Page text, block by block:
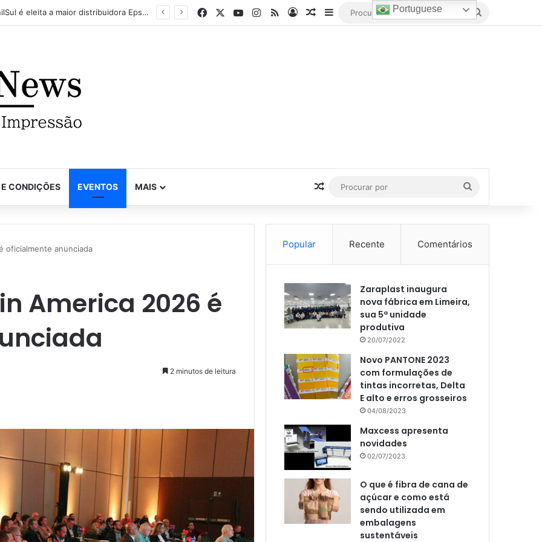
Mapel destaca versatilidade do poder da impressão na FuturePrint 2026 FacebookYouTubeInstagram
RSSEntrarArtigo aleatório
Barra Lateral
CONDIÇÕES EVENTOS MAIS Artigo aleatório
por
oficialmente anunciada
America 2026 é
2 minutos de leitura
Popular Recente Comentários
Zaraplast inaugura
nova fábrica em Limeira,
sua 5ª unidade
produtiva
20/07/2022
Novo PANTONE 2023
com formulações de
tintas incorretas, Delta
E alto e erros grosseiros
04/08/2023
Maxcess apresenta
novidades
02/07/2023
O que é fibra de cana de
açúcar e como está
sendo utilizada em
embalagens
sustentáveis
Portuguese